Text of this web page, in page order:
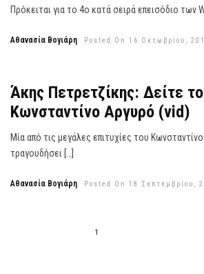
Πρόκειται για το 4ο κατά σειρά επεισόδιο των
Αθανασία Βογιάρη Posted On 16 Οκτωβρίου,
Άκης Πετρετζίκης: Δείτε
Κωνσταντίνο Αργυρό (vid)
Μία από τις μεγάλες επιτυχίες του
τραγουδήσει […]
Αθανασία Βογιάρη Posted On 18 Σεπτεμβρίου,
1